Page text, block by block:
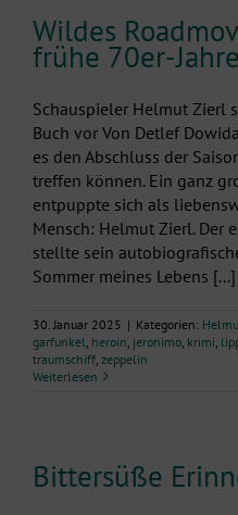
Wildes
frühe 70er-Jahre
Schauspieler Helmut Zierl
Buch vor Von Detlef
es den Abschluss der
treffen können. Ein ganz
entpuppte sich als
Mensch: Helmut Zierl. Der
stellte sein
Sommer meines Lebens [...]
30. Januar 2025 | Kategorien:
garfunkel heroin jeronimo krimi
traumschiff zeppelin
Weiterlesen
Bittersüße